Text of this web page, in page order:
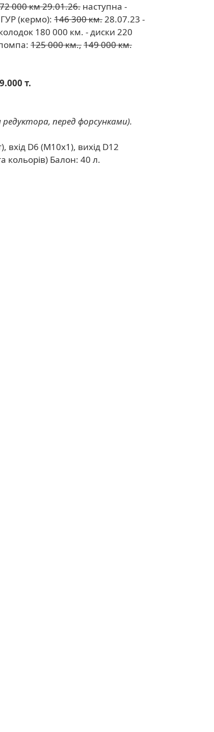
000 км 29.01.26. наступна -
(кермо): 146 300 км.28.07.23 -
180 000 км. - диски 220
125 000 км.,149 000 км.
т.
перед форсунками).
D6 (M10x1), вихід D12
кольорів) Балон: 40 л.